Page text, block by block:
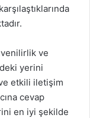
ve
yerini
etkili iletişim
cevap
en iyi şekilde